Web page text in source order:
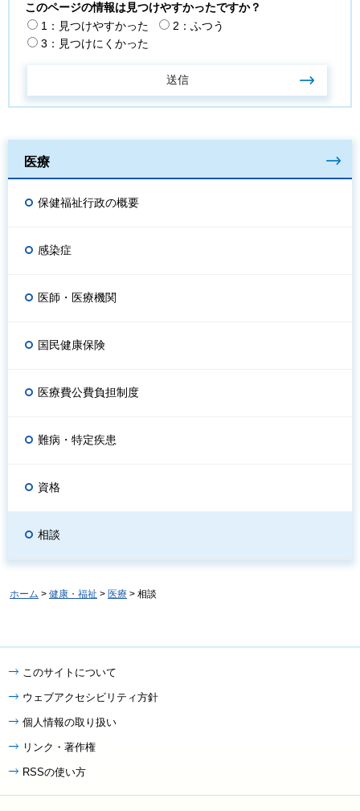
このページの情報は見つけやすかったですか？
1：見つけやすかった
2：ふつう
3：見つけにくかった
医療
保健福祉行政の概要
感染症
医師・医療機関
国民健康保険
医療費公費負担制度
難病・特定疾患
資格
相談
ホーム > 健康・福祉 > 医療 > 相談
このサイトについて
ウェブアクセシビリティ方針
個人情報の取り扱い
リンク・著作権
RSSの使い方